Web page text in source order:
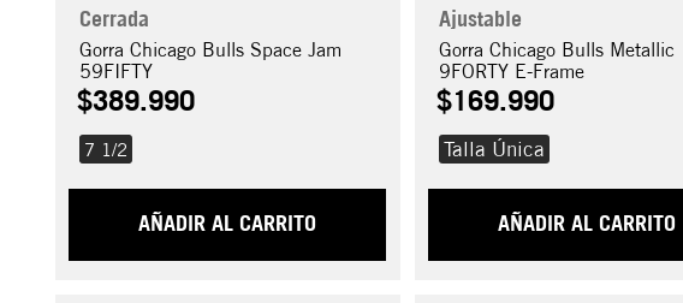
Cerrada
Gorra Chicago Bulls Space Jam
59FIFTY
$389.990
7 1/2
AÑADIR AL CARRITO
Ajustable
Gorra Chicago Bulls Metallic
9FORTY E-Frame
$169.990
Talla Única
AÑADIR AL CARRITO